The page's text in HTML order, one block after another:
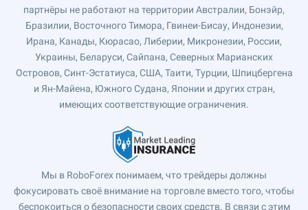
партнёры не работают на территории Австралии, Бонэйр,
Бразилии, Восточного Тимора, Гвинеи-Бисау, Индонезии,
Ирана, Канады, Кюрасао, Либерии, Микронезии, России,
Украины, Беларуси, Сайпана, Северных Марианских
Островов, Синт-Эстатиуса, США, Таити, Турции, Шпицбергена
и Ян-Майена, Южного Судана, Японии и других стран,
имеющих соответствующие ограничения.
Мы в RoboForex понимаем, что трейдеры должны
фокусировать своё внимание на торговле вместо того, чтобы
беспокоиться о безопасности своих средств. В связи с этим